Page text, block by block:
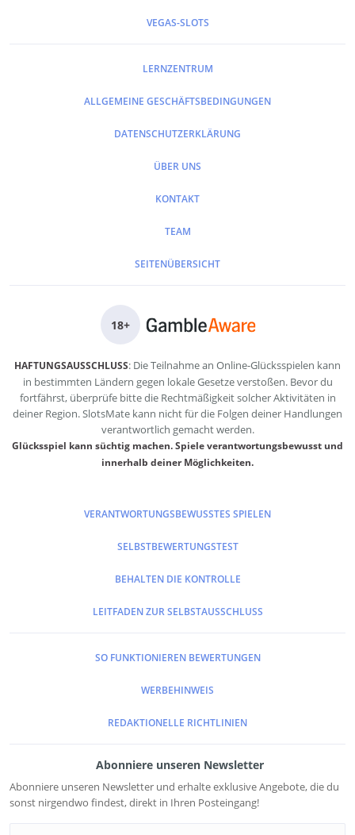
VEGAS-SLOTS
LERNZENTRUM
ALLGEMEINE GESCHÄFTSBEDINGUNGEN
DATENSCHUTZERKLÄRUNG
ÜBER UNS
KONTAKT
TEAM
SEITENÜBERSICHT
18+
HAFTUNGSAUSSCHLUSS: Die Teilnahme an Online-Glücksspielen kann
in bestimmten Ländern gegen lokale Gesetze verstoßen. Bevor du
fortfährst, überprüfe bitte die Rechtmäßigkeit solcher Aktivitäten in
deiner Region. SlotsMate kann nicht für die Folgen deiner Handlungen
verantwortlich gemacht werden.
Glücksspiel kann süchtig machen. Spiele verantwortungsbewusst und
innerhalb deiner Möglichkeiten.
VERANTWORTUNGSBEWUSSTES SPIELEN
SELBSTBEWERTUNGSTEST
BEHALTEN DIE KONTROLLE
LEITFADEN ZUR SELBSTAUSSCHLUSS
SO FUNKTIONIEREN BEWERTUNGEN
WERBEHINWEIS
REDAKTIONELLE RICHTLINIEN
Abonniere unseren Newsletter
Abonniere unseren Newsletter und erhalte exklusive Angebote, die du
sonst nirgendwo findest, direkt in Ihren Posteingang!